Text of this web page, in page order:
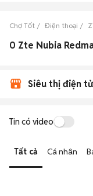
Chợ Tốt Điện thoại
0 Zte Nubia
Siêu thị điện tử
Tin có video
Tất cả Cá nhân